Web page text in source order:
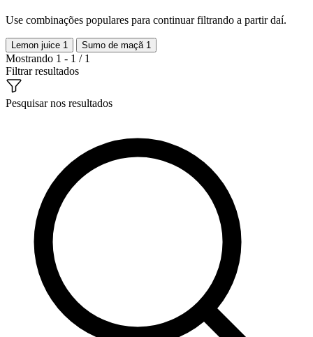
Use combinações populares para continuar filtrando a partir daí.
Lemon juice 1 Sumo de maçã 1
Mostrando 1 - 1 / 1
Filtrar resultados
Pesquisar nos resultados